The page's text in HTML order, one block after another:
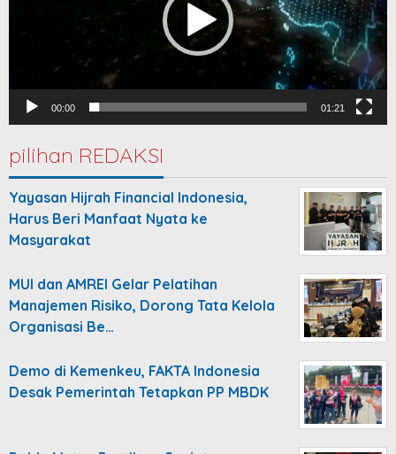
00:00 01:21
pilihan REDAKSI
Yayasan Hijrah Financial Indonesia,
Harus Beri Manfaat Nyata ke
Masyarakat
MUI dan AMREI Gelar Pelatihan
Manajemen Risiko, Dorong Tata Kelola
Organisasi Be…
Demo di Kemenkeu, FAKTA Indonesia
Desak Pemerintah Tetapkan PP MBDK